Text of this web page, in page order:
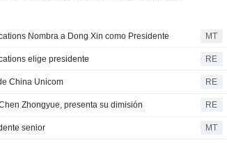
Nombra a Dong Xin como Presidente MT
elige presidente RE
China Unicom RE
Zhongyue, presenta su dimisión RE
senior MT